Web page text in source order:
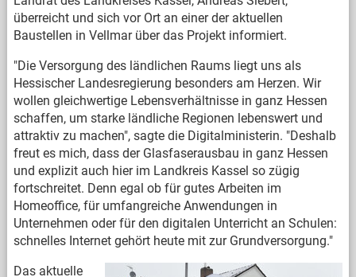
überreicht und sich vor Ort an einer der aktuellen
Baustellen in Vellmar über das Projekt informiert.
"Die Versorgung des ländlichen Raums liegt uns als
Hessischer Landesregierung besonders am Herzen. Wir
wollen gleichwertige Lebensverhältnisse in ganz Hessen
schaffen, um starke ländliche Regionen lebenswert und
attraktiv zu machen", sagte die Digitalministerin. "Deshalb
freut es mich, dass der Glasfaserausbau in ganz Hessen
und explizit auch hier im Landkreis Kassel so zügig
fortschreitet. Denn egal ob für gutes Arbeiten im
Homeoffice, für umfangreiche Anwendungen in
Unternehmen oder für den digitalen Unterricht an Schulen:
schnelles Internet gehört heute mit zur Grundversorgung."
Das aktuelle